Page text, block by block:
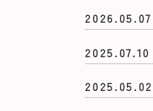
2026.05.07
2025.07.10
2025.05.02